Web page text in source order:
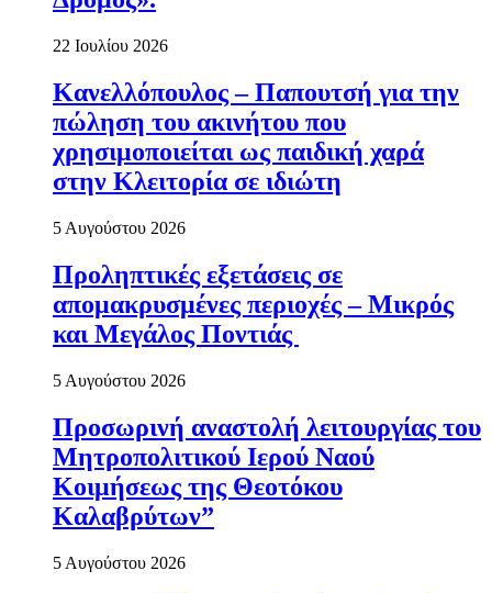
22 Ιουλίου 2026
Κανελλόπουλος – Παπουτσή για την
πώληση του ακινήτου που
χρησιμοποιείται ως παιδική χαρά
στην Κλειτορία σε ιδιώτη
5 Αυγούστου 2026
Προληπτικές εξετάσεις σε
απομακρυσμένες περιοχές – Μικρός
και Μεγάλος Ποντιάς
5 Αυγούστου 2026
Προσωρινή αναστολή λειτουργίας του
Μητροπολιτικού Ιερού Ναού
Κοιμήσεως της Θεοτόκου
Καλαβρύτων”
5 Αυγούστου 2026